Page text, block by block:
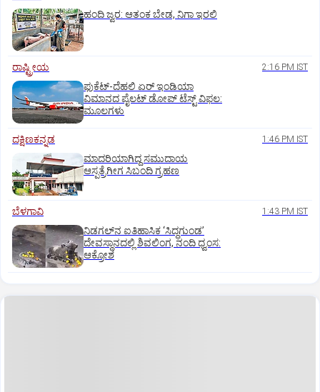
ಹಂದಿ ಜ್ವರ: ಆತಂಕ ಬೇಡ, ನಿಗಾ ಇರಲಿ
ರಾಷ್ಟ್ರೀಯ 2:16 PM IST
ಫುಕೆಟ್‌-ದೆಹಲಿ ಏರ್‌ ಇಂಡಿಯಾ
ವಿಮಾನದ ಪೈಲಟ್‌ ಡೋಪ್‌ ಟೆಸ್ಟ್‌ ವಿಫಲ:
ಮೂಲಗಳು
ದಕ್ಷಿಣಕನ್ನಡ 1:46 PM IST
ಮಾದರಿಯಾಗಿದ್ದ ಸಮುದಾಯ
ಆಸ್ಪತ್ರೆಗೀಗ ಸಿಬಂದಿ ಗ್ರಹಣ
ಬೆಳಗಾವಿ 1:43 PM IST
ನಿಡಗಲ್‌ನ ಐತಿಹಾಸಿಕ ‘ಸಿದ್ಧಗುಂಡ’
ದೇವಸ್ಥಾನದಲ್ಲಿ ಶಿವಲಿಂಗ, ನಂದಿ ಧ್ವಂಸ:
ಆಕ್ರೋಶ